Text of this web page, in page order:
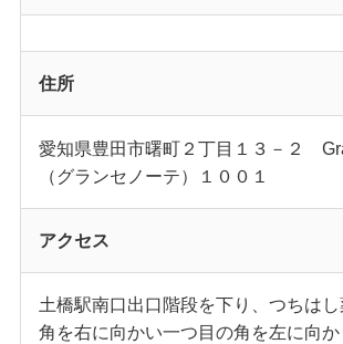
住所
愛知県豊田市曙町２丁目１３－２
（グランセノーテ）１００１
アクセス
土橋駅南口出口階段を下り、つちは
角を右に向かい一つ目の角を左に向